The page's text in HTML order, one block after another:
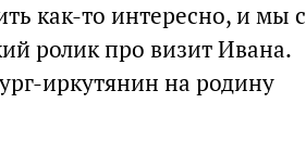
как-то интересно, и мы с
ролик про визит Ивана.
иркутянин на родину